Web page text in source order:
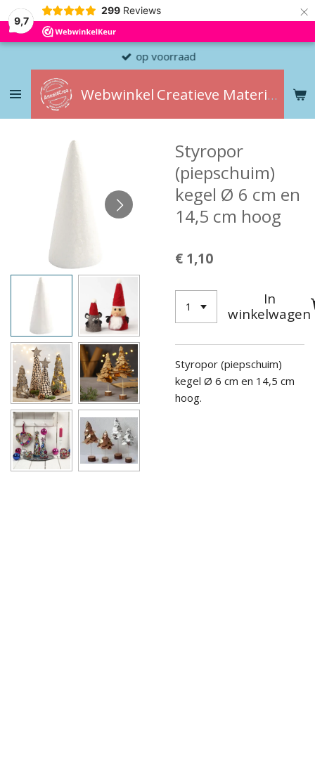
9,7
299 Reviews ×
Webwinkel Creatieve Materialen
op voorraad
Styropor
(piepschuim)
kegel Ø 6 cm en
14,5 cm hoog
€ 1,10
In
winkelwagen
Styropor (piepschuim)
kegel Ø 6 cm en 14,5 cm
hoog.